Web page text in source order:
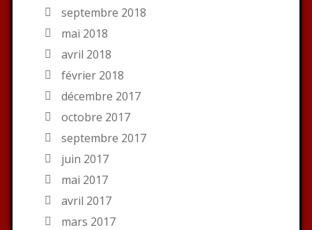
septembre 2018
mai 2018
avril 2018
février 2018
décembre 2017
octobre 2017
septembre 2017
juin 2017
mai 2017
avril 2017
mars 2017